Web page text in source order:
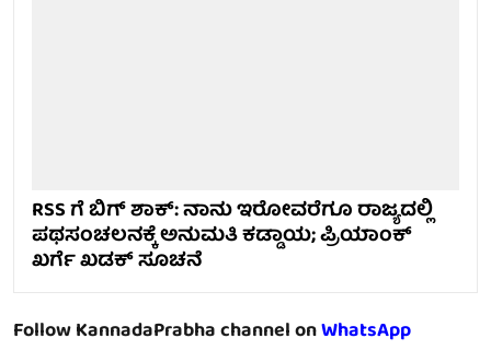
RSS ಗೆ ಬಿಗ್ ಶಾಕ್: ನಾನು ಇರೋವರೆಗೂ ರಾಜ್ಯದಲ್ಲಿ ​
ಪಥಸಂಚಲನಕ್ಕೆ ಅನುಮತಿ ಕಡ್ಡಾಯ; ಪ್ರಿಯಾಂಕ್​​
ಖರ್ಗೆ ಖಡಕ್ ಸೂಚನೆ
Follow KannadaPrabha channel onWhatsApp